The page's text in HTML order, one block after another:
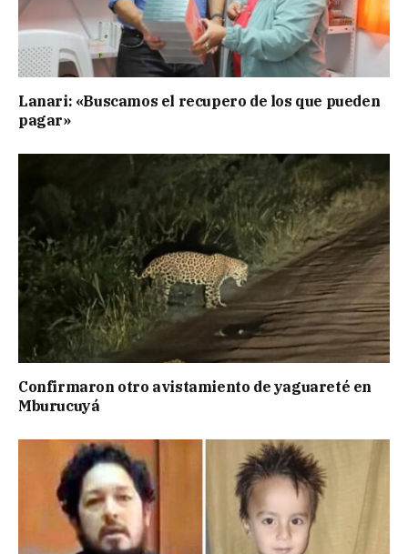
Lanari: «Buscamos el recupero de los que pueden
pagar»
Confirmaron otro avistamiento de yaguareté en
Mburucuyá